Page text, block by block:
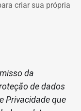
criar sua própria
da
de dados
Privacidade que